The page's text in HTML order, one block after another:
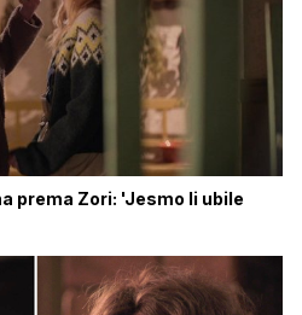
prema Zori: 'Jesmo li ubile